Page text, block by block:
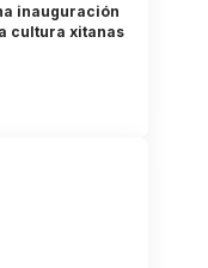
inauguración
cultura xitanas